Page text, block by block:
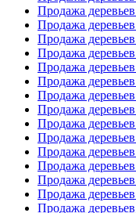
Продажа
Продажа
Продажа
Продажа
Продажа
Продажа
Продажа
Продажа
Продажа
Продажа
Продажа
Продажа
Продажа
Продажа
Продажа